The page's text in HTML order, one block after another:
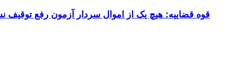
قوه قضاییه: هیچ یک از اموال سردار آزمون رفع